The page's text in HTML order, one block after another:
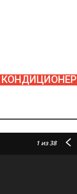
КОНДИЦИОНЕР
1 из 38